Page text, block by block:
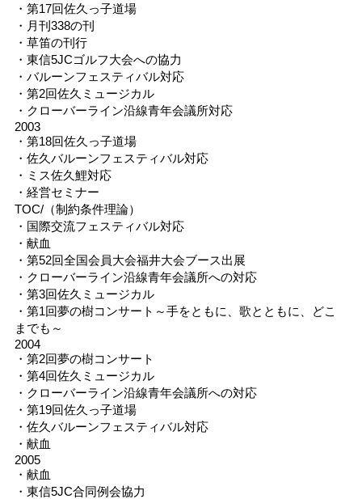
・第17回佐久っ子道場
・月刊338の刊
・草笛の刊行
・東信5JCゴルフ大会への協力
・バルーンフェスティバル対応
・第2回佐久ミュージカル
・クローバーライン沿線青年会議所対応
2003
・第18回佐久っ子道場
・佐久バルーンフェスティバル対応
・ミス佐久鯉対応
・経営セミナー
TOC/（制約条件理論）
・国際交流フェスティバル対応
・献血
・第52回全国会員大会福井大会ブース出展
・クローバーライン沿線青年会議所への対応
・第3回佐久ミュージカル
・第1回夢の樹コンサート～手をともに、歌とともに、どこ
までも～
2004
・第2回夢の樹コンサート
・第4回佐久ミュージカル
・クローバーライン沿線青年会議所への対応
・第19回佐久っ子道場
・佐久バルーンフェスティバル対応
・献血
2005
・献血
・東信5JC合同例会協力